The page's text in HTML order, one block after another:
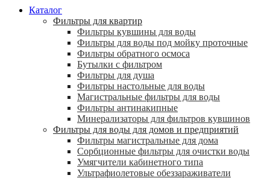
Каталог
Фильтры для квартир
Фильтры кувшины для воды
Фильтры для воды под мойку проточные
Фильтры обратного осмоса
Бутылки с фильтром
Фильтры для душа
Фильтры настольные для воды
Магистральные фильтры для воды
Фильтры антинакипные
Минерализаторы для фильтров кувшинов
Фильтры для воды для домов и предприятий
Фильтры магистральные для дома
Сорбционные фильтры для очистки воды
Умягчители кабинетного типа
Ультрафиолетовые обеззараживатели